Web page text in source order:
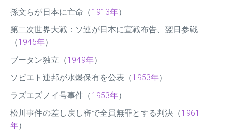
孫文らが日本に亡命（ 1913年）
第二次世界大戦：ソ連が日本に宣戦布告、翌日参戦
（1945年）
ブータン独立（1949年）
ソビエト連邦が水爆保有を公表（1953年）
ラズエズノイ号事件（ 1953年）
松川事件の差し戻し審で全員無罪とする判決（1961
年）